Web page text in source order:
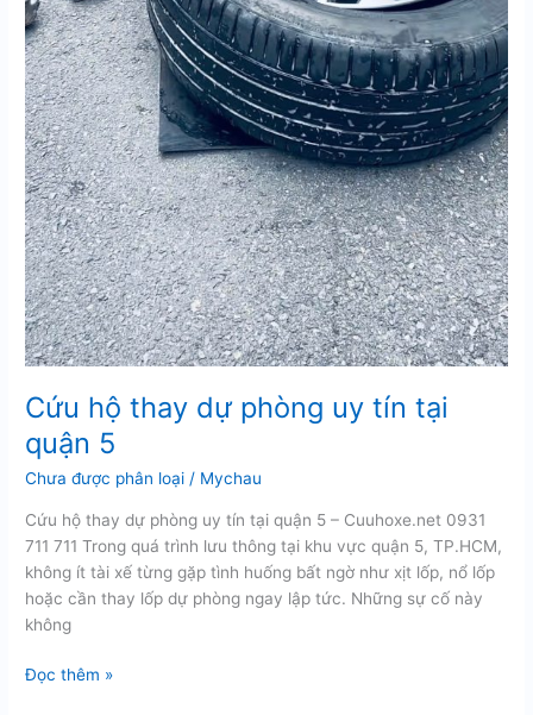
Cứu hộ thay dự phòng uy tín tại
quận 5
Chưa được phân loại / Mychau
Cứu hộ thay dự phòng uy tín tại quận 5 – Cuuhoxe.net 0931
711 711 Trong quá trình lưu thông tại khu vực quận 5, TP.HCM,
không ít tài xế từng gặp tình huống bất ngờ như xịt lốp, nổ lốp
hoặc cần thay lốp dự phòng ngay lập tức. Những sự cố này
không
Cứu
Đọc thêm »